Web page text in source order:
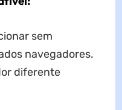
sem
navegadores.
diferente